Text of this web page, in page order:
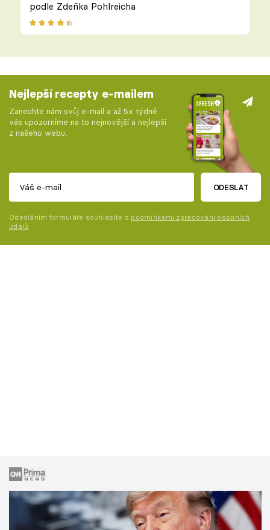
podle Zdeňka Pohlreicha
Nejlepší recepty e-mailem
Zanechte nám svůj e-mail a až 5x týdně
vás upozorníme na to nejnovější a nejlepší
z našeho webu.
ODESLAT
Odesláním formuláře souhlasíte s podmínkami zpracování osobních
údajů